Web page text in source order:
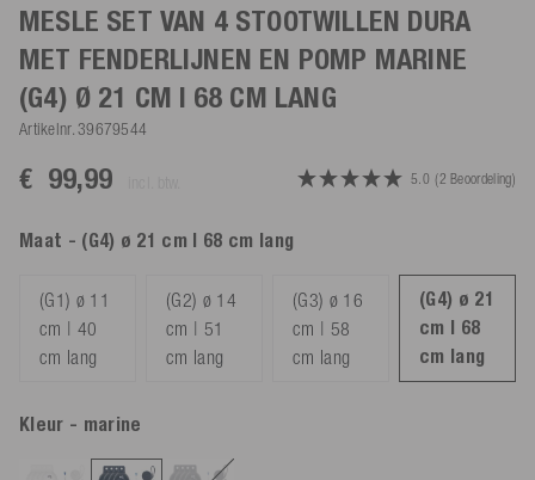
MESLE SET VAN 4 STOOTWILLEN DURA
MET FENDERLIJNEN EN POMP MARINE
(G4) Ø 21 CM | 68 CM LANG
Artikelnr. 39679544
€ 99,99 5.0 (2 Beoordeling)
Maat - (G4) ø 21 cm | 68 cm lang
(G1) ø 11
cm | 40
cm lang
(G2) ø 14
cm | 51
cm lang
(G3) ø 16
cm | 58
cm lang
(G4) ø 21
cm | 68
cm lang
Kleur - marine